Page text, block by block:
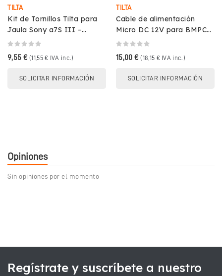
TILTA
Kit de Tornillos Tilta para
Jaula Sony a7S III –
Repuesto Completo
9,55 € (11,55 € IVA inc.)
SOLICITAR INFORMACIÓN
TILTA
Cable de alimentación
Micro DC 12V para BMPCC
4K/6K – TILTA TCB-
15,00 € (18,15 € IVA inc.)
SOLICITAR INFORMACIÓN
Opiniones
Sin opiniones por el momento
Regístrate y suscríbete a nuestro